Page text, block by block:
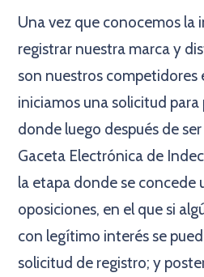
Una vez que conocemos la
registrar nuestra marca y
son nuestros competidores
iniciamos una solicitud para
donde luego después de
Gaceta Electrónica de
la etapa donde se concede
oposiciones, en el que si
con legítimo interés se
solicitud de registro; y